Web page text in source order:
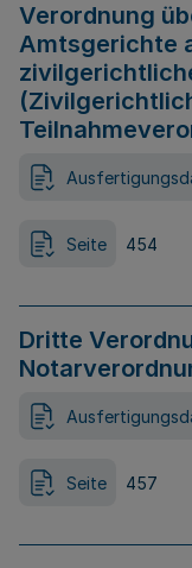
Verordnung
Amtsgerichte
Seite 454
Dritte
Seite 457